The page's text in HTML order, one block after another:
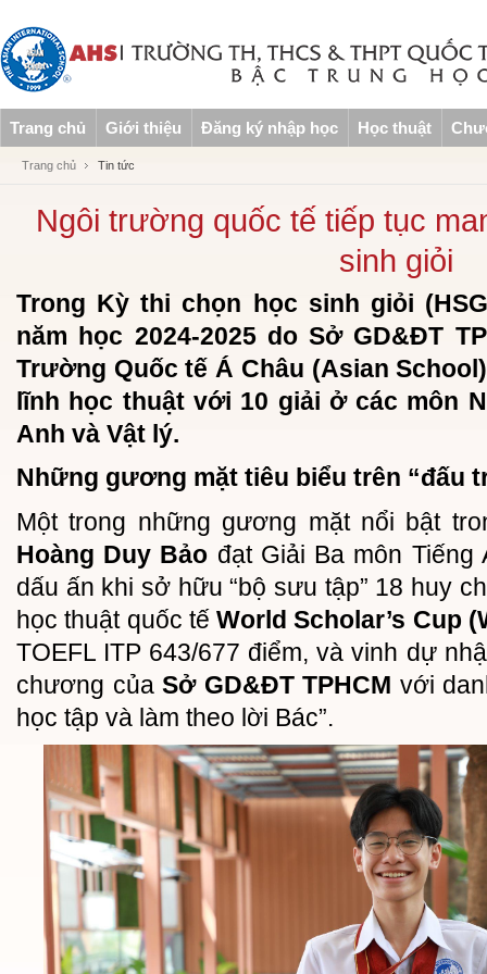
Trang chủ Giới thiệu Đăng ký nhập học Học thuật
Trang chủ Tin tức
Ngôi trường quốc tế tiếp tục
sinh giỏi
Trong Kỳ thi chọn học sinh giỏi
năm học 2024-2025 do Sở GD&ĐT
Trường Quốc tế Á Châu (Asian
lĩnh học thuật với 10 giải ở các môn
Anh và Vật lý.
Những gương mặt tiêu biểu trên “đấu
Một trong những gương mặt nổi bật
Hoàng Duy Bảo đạt Giải Ba môn
dấu ấn khi sở hữu “bộ sưu tập” 18 huy
học thuật quốc tếWorld Scholar’s Cup
TOEFL ITP 643/677 điểm, và vinh dự
chương củaSở GD&ĐT TPHCM với
học tập và làm theo lời Bác”.